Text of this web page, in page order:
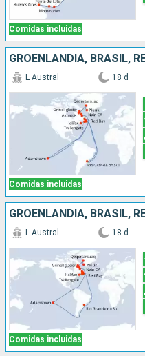
Comidas incluidas
Comidas incluidas
L Austral 18 d
Comidas incluidas
L Austral 18 d